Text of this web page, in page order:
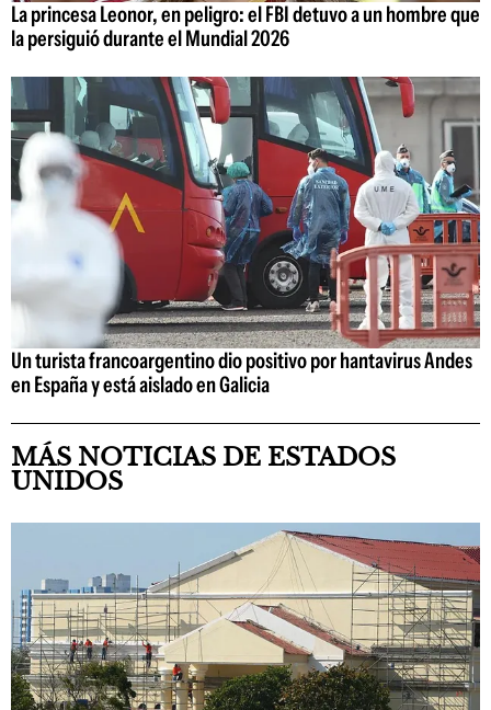
La princesa Leonor, en peligro: el FBI detuvo a un hombre que
la persiguió durante el Mundial 2026
Un turista francoargentino dio positivo por hantavirus Andes
en España y está aislado en Galicia
MÁS NOTICIAS DE ESTADOS
UNIDOS